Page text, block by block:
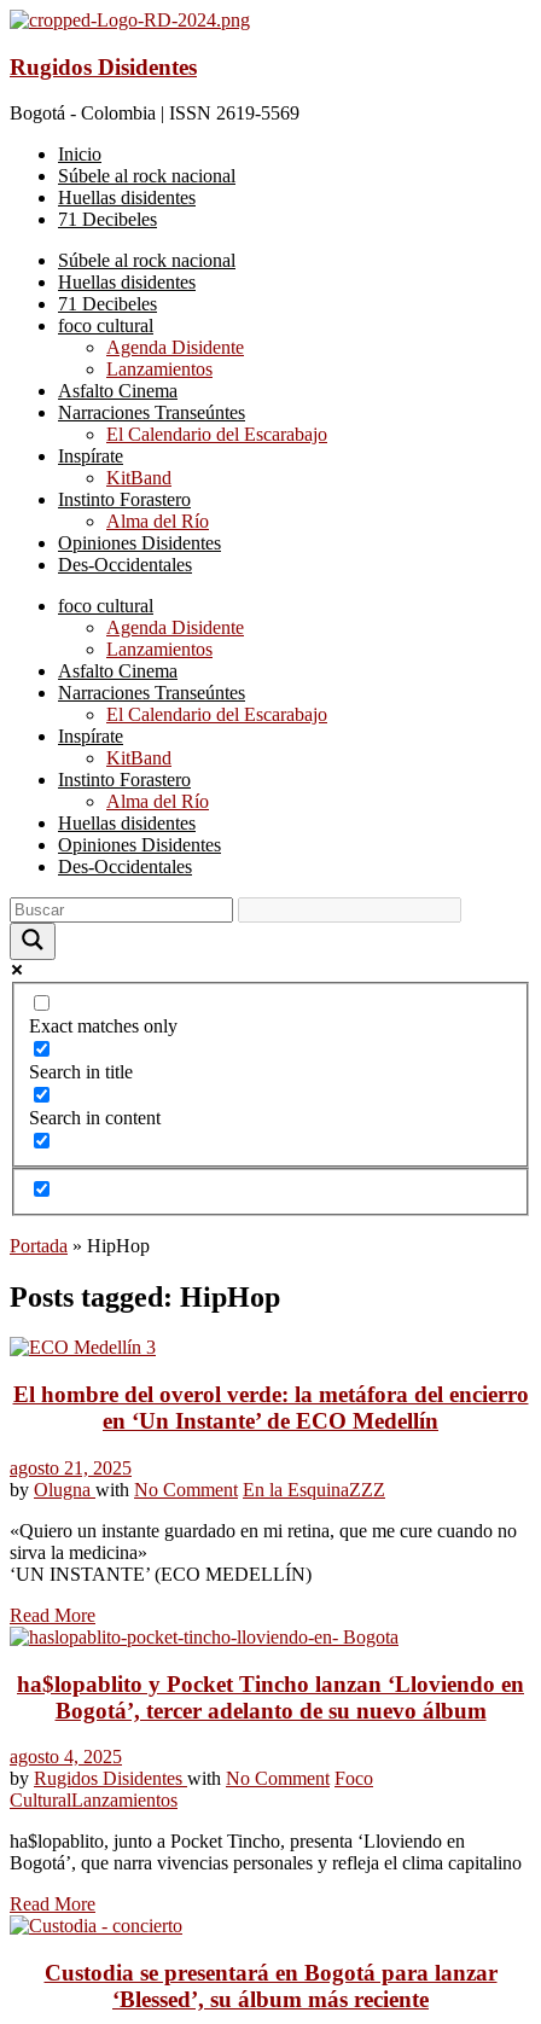
Rugidos Disidentes
Bogotá - Colombia | ISSN 2619-5569
Inicio
Súbele al rock nacional
Huellas disidentes
71 Decibeles
Súbele al rock nacional
Huellas disidentes
71 Decibeles
foco cultural
Agenda Disidente
Lanzamientos
Asfalto Cinema
Narraciones Transeúntes
El Calendario del Escarabajo
Inspírate
KitBand
Instinto Forastero
Alma del Río
Opiniones Disidentes
Des-Occidentales
foco cultural
Agenda Disidente
Lanzamientos
Asfalto Cinema
Narraciones Transeúntes
El Calendario del Escarabajo
Inspírate
KitBand
Instinto Forastero
Alma del Río
Huellas disidentes
Opiniones Disidentes
Des-Occidentales
Exact matches only
Search in title
Search in content
Portada » HipHop
Posts tagged: HipHop
El hombre del overol verde: la metáfora del encierro
en ‘Un Instante’ de ECO Medellín
agosto 21, 2025
by Olugna with No Comment En la EsquinaZZZ
«Quiero un instante guardado en mi retina, que me cure cuando no
sirva la medicina»
‘UN INSTANTE’ (ECO MEDELLÍN)
Read More
ha$lopablito y Pocket Tincho lanzan ‘Lloviendo en
Bogotá’, tercer adelanto de su nuevo álbum
agosto 4, 2025
by Rugidos Disidentes with No Comment Foco
CulturalLanzamientos
ha$lopablito, junto a Pocket Tincho, presenta ‘Lloviendo en
Bogotá’, que narra vivencias personales y refleja el clima capitalino
Read More
Custodia se presentará en Bogotá para lanzar
‘Blessed’, su álbum más reciente